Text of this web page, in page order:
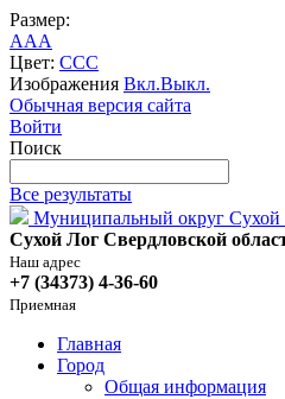
Размер:
AAA
Цвет: CCC
Изображения Вкл.Выкл.
Обычная версия сайта
Войти
Поиск
Все результаты
Муниципальный округ Сухой
Сухой Лог Свердловской
Наш адрес
+7 (34373) 4-36-60
Приемная
Главная
Город
Общая информация